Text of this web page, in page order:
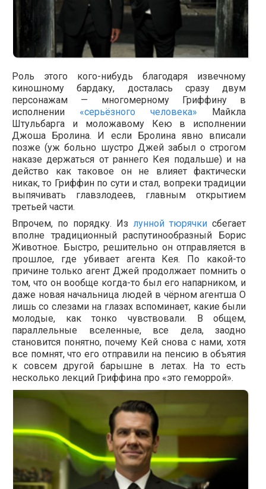
Роль этого кого-нибудь благодаря извечному
киношному бардаку, досталась сразу двум
персонажам — многомерному Гриффину в
исполнении «серьёзного человека» Майкла
Штульбарга и моложавому Кею в исполнении
Джоша Бролина. И если Бролина явно вписали
позже (уж больно шустро Джей забыл о строгом
наказе держаться от раннего Кея подальше) и на
действо как таковое он не влияет фактически
никак, то Гриффин по сути и стал, вопреки традиции
выпячивать главзлодеев, главным открытием
третьей части.
Впрочем, по порядку. Излунной тюрячки сбегает
вполне традиционный распутинообразный Борис
Животное. Быстро, решительно он отправляется в
прошлое, где убивает агента Кея. По какой-то
причине только агент Джей продолжает помнить о
том, что он вообще когда-то был его напарником, и
даже новая начальница людей в чёрном агентша О
лишь со слезами на глазах вспоминает, какие были
молодые, как тонко чувствовали. В общем,
параллельные вселенные, все дела, заодно
становится понятно, почему Кей снова с нами, хотя
все помнят, что его отправили на пенсию в объятия
к совсем другой барышне в летах. На то есть
несколько лекций Гриффина про «это геморрой».